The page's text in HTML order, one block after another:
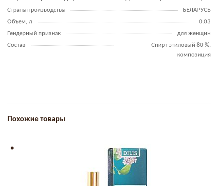
Страна производства
БЕЛАРУСЬ
Объем, л
0.03
Гендерный признак
для женщин
Состав
Спирт этиловый 80 %,
композиция
Похожие товары